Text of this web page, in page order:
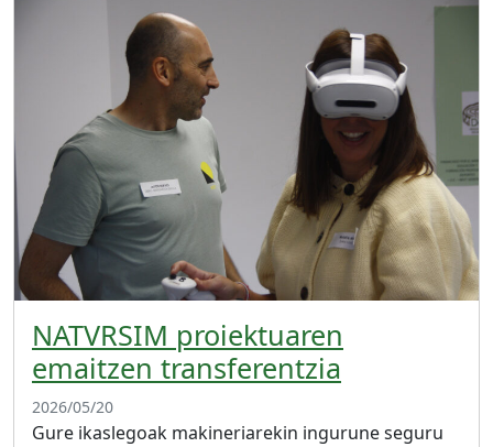
NATVRSIM proiektuaren
emaitzen transferentzia
2026/05/20
Gure ikaslegoak makineriarekin ingurune seguru